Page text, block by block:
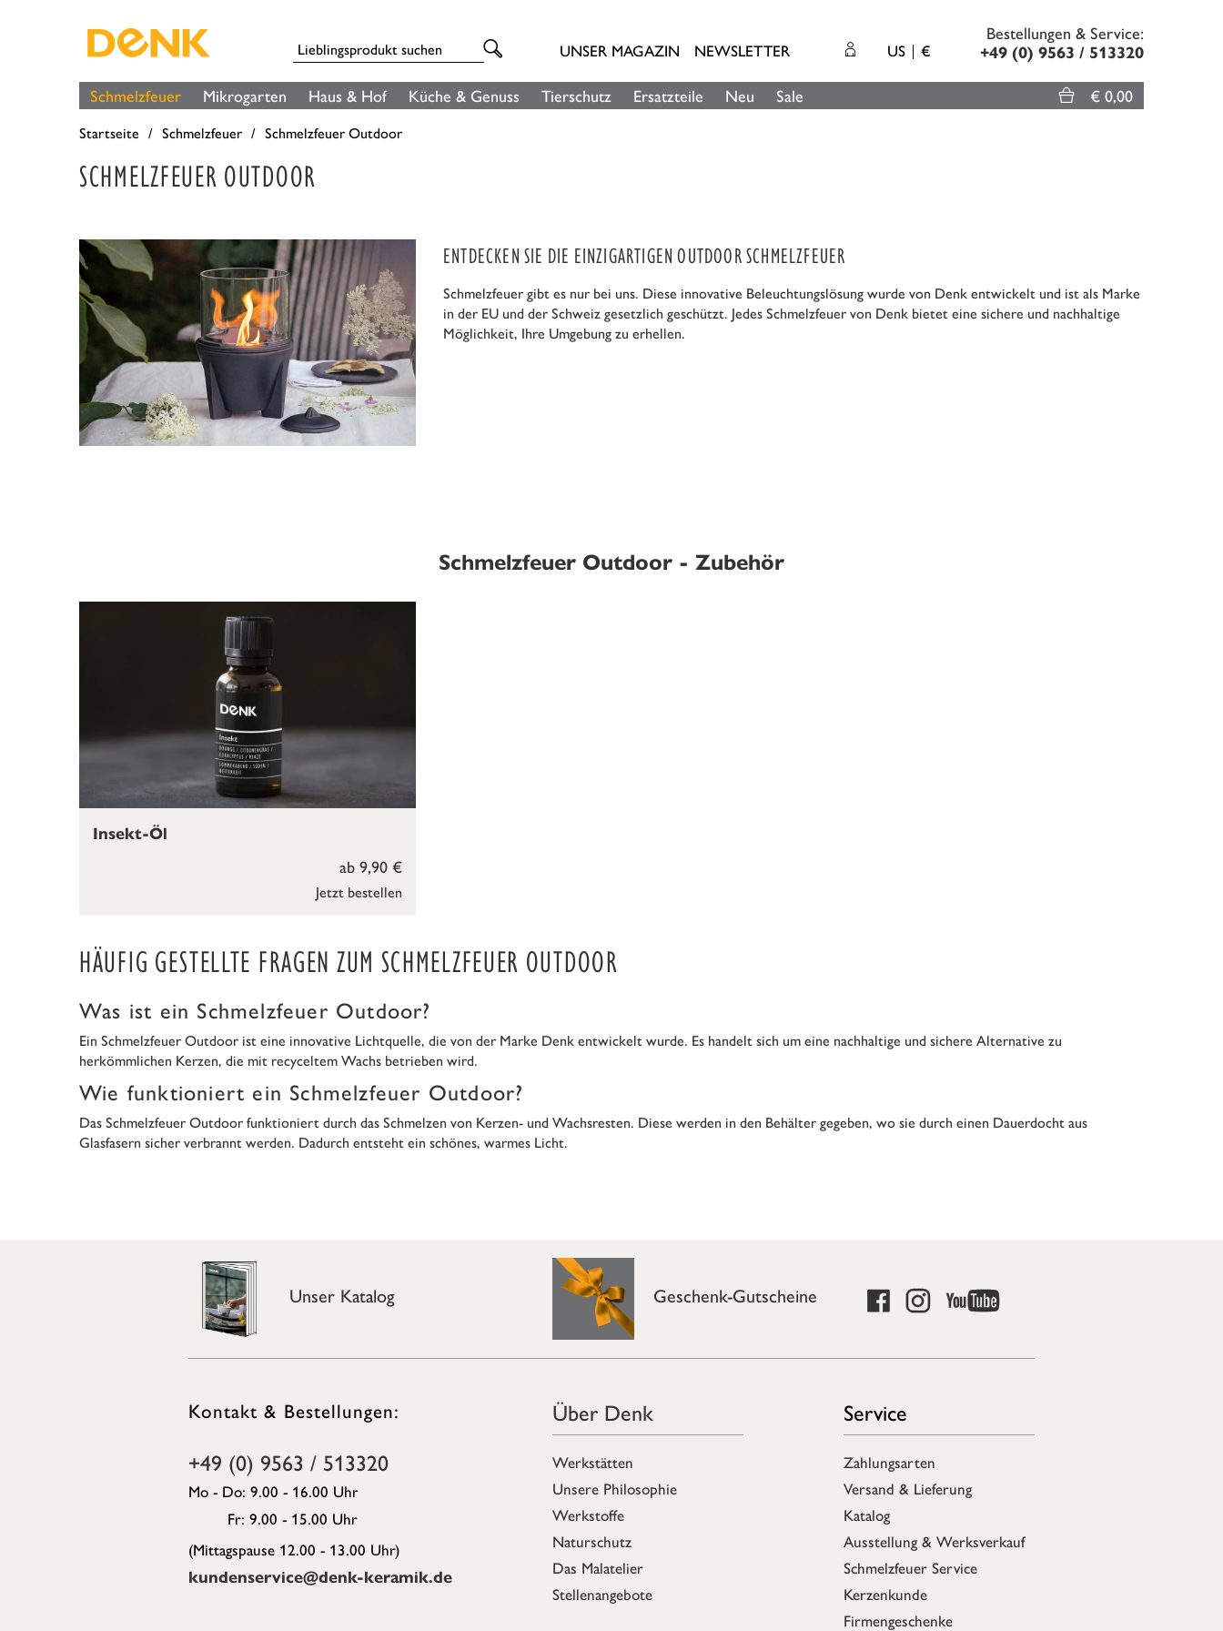
UNSER MAGAZIN NEWSLETTER US €
Bestellungen & Service:
+49 (0) 9563 / 513320
Schmelzfeuer Mikrogarten Haus & Hof Küche & Genuss Tierschutz Ersatzteile Neu Sale € 0,00
Startseite Schmelzfeuer Schmelzfeuer Outdoor
SCHMELZFEUER OUTDOOR
ENTDECKEN SIE DIE EINZIGARTIGEN OUTDOOR SCHMELZFEUER
Schmelzfeuer gibt es nur bei uns. Diese innovative Beleuchtungslösung wurde von Denk entwickelt und ist als Marke
in der EU und der Schweiz gesetzlich geschützt. Jedes Schmelzfeuer von Denk bietet eine sichere und nachhaltige
Möglichkeit, Ihre Umgebung zu erhellen.
Schmelzfeuer Outdoor - Zubehör
Jetzt bestellen
ab 9,90 €
Insekt-Öl
HÄUFIG GESTELLTE FRAGEN ZUM SCHMELZFEUER OUTDOOR
Was ist ein Schmelzfeuer Outdoor?
Ein Schmelzfeuer Outdoor ist eine innovative Lichtquelle, die von der Marke Denk entwickelt wurde. Es handelt sich um eine nachhaltige und sichere Alternative zu
herkömmlichen Kerzen, die mit recyceltem Wachs betrieben wird.
Wie funktioniert ein Schmelzfeuer Outdoor?
Das Schmelzfeuer Outdoor funktioniert durch das Schmelzen von Kerzen- und Wachsresten. Diese werden in den Behälter gegeben, wo sie durch einen Dauerdocht aus
Glasfasern sicher verbrannt werden. Dadurch entsteht ein schönes, warmes Licht.
Unser Katalog Geschenk-Gutscheine
Kontakt & Bestellungen:
+49 (0) 9563 / 513320
Mo - Do: 9.00 - 16.00 Uhr
Fr: 9.00 - 15.00 Uhr
(Mittagspause 12.00 - 13.00 Uhr)
kundenservice@denk-keramik.de
Über Denk
Werkstätten
Unsere Philosophie
Werkstoffe
Naturschutz
Das Malatelier
Stellenangebote
Service
Zahlungsarten
Versand & Lieferung
Katalog
Ausstellung & Werksverkauf
Schmelzfeuer Service
Kerzenkunde
Firmengeschenke